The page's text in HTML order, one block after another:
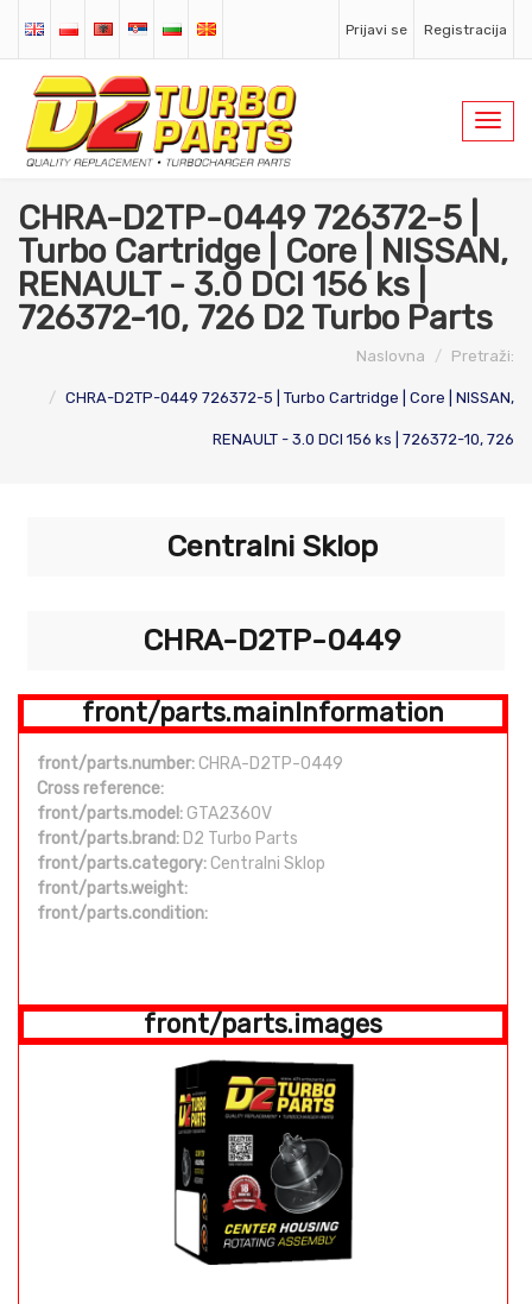
Prijavi se Registracija
CHRA-D2TP-0449 726372-5 |
Turbo Cartridge | Core | NISSAN,
RENAULT - 3.0 DCI 156 ks |
726372-10, 726 D2 Turbo Parts
Naslovna Pretraži:
CHRA-D2TP-0449 726372-5 | Turbo Cartridge | Core | NISSAN,
RENAULT - 3.0 DCI 156 ks | 726372-10, 726
Centralni Sklop
CHRA-D2TP-0449
front/parts.mainInformation
front/parts.number: CHRA-D2TP-0449
Cross reference:
front/parts.model: GTA2360V
front/parts.brand: D2 Turbo Parts
front/parts.category: Centralni Sklop
front/parts.weight:
front/parts.condition:
front/parts.images